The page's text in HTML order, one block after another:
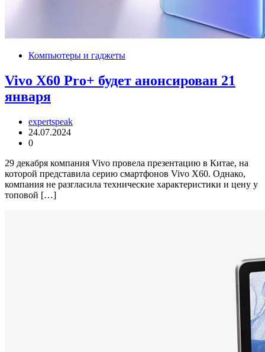
Компьютеры и гаджеты
Vivo X60 Pro+ будет анонсирован 21
января
expertspeak
24.07.2024
0
29 декабря компания Vivo провела презентацию в Китае, на
которой представила серию смартфонов Vivo X60. Однако,
компания не разгласила технические характеристики и цену у
топовой […]